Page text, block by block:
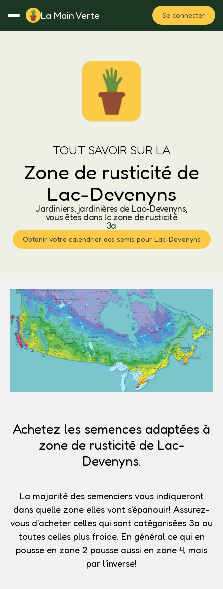
La Main Verte Se connecter
Notes Fertilisation
TOUT SAVOIR SUR LA
Zone de rusticité de
Lac-Devenyns
Jardiniers, jardinières de Lac-Devenyns,
vous êtes dans la zone de rusticité
3a
Obtenir votre calendrier des semis pour Lac-Devenyns
Achetez les semences adaptées à
zone de rusticité de Lac-
Devenyns.
La majorité des semenciers vous indiqueront
dans quelle zone elles vont s'épanouir! Assurez-
vous d'acheter celles qui sont catégorisées 3a ou
toutes celles plus froide. En général ce qui en
pousse en zone 2 pousse aussi en zone 4, mais
par l'inverse!